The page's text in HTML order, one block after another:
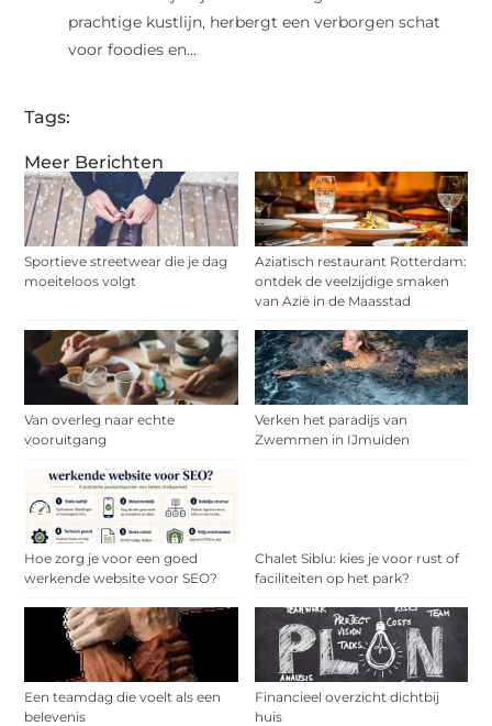
Meer Berichten
Sportieve streetwear die je dag
moeiteloos volgt
Aziatisch restaurant Rotterdam:
ontdek de veelzijdige smaken
van Azië in de Maasstad
Van overleg naar echte
vooruitgang
Verken het paradijs van
Zwemmen in IJmuiden
Hoe zorg je voor een goed
werkende website voor SEO?
Chalet Siblu: kies je voor rust of
faciliteiten op het park?
Een teamdag die voelt als een
belevenis
Financieel overzicht dichtbij
huis
prachtige kustlijn, herbergt een verborgen schat
voor foodies en...
Tags: